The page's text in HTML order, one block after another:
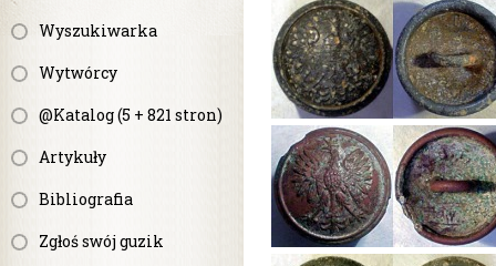
Wyszukiwarka
Wytwórcy
@Katalog (5 + 821 stron)
Artykuły
Bibliografia
Zgłoś swój guzik